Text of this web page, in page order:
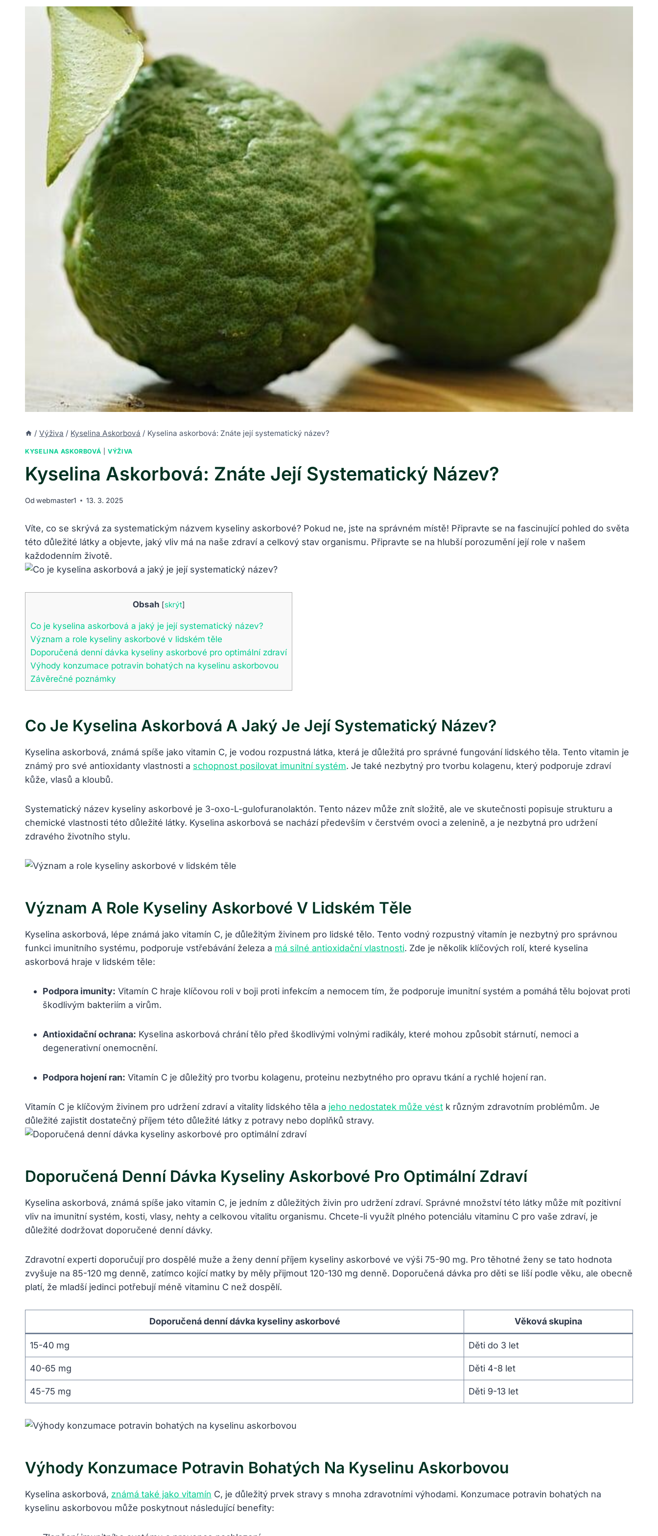
/ Výživa / Kyselina Askorbová / Kyselina askorbová: Znáte její systematický název?
KYSELINA ASKORBOVÁ |VÝŽIVA
Kyselina Askorbová: Znáte Její Systematický Název?
Od webmaster1 13. 3. 2025
Víte, co se skrývá za systematickým názvem kyseliny askorbové? Pokud ne, jste na správném místě! Připravte se na fascinující pohled do světa
této důležité látky a objevte, jaký vliv má na naše zdraví a celkový stav organismu. Připravte se na hlubší porozumění její role v našem
každodenním životě.
Obsah [skrýt]
Co je kyselina askorbová a jaký je její systematický název?
Význam a role kyseliny askorbové v lidském těle
Doporučená denní dávka kyseliny askorbové pro optimální zdraví
Výhody konzumace potravin bohatých na kyselinu askorbovou
Závěrečné poznámky
Co Je Kyselina Askorbová A Jaký Je Její Systematický Název?
Kyselina askorbová, známá spíše jako vitamin C, je vodou rozpustná látka, která je důležitá pro správné fungování lidského těla. Tento vitamin je
známý pro své antioxidanty vlastnosti a schopnost posilovat imunitní systém. Je také nezbytný pro tvorbu kolagenu, který podporuje zdraví
kůže, vlasů a kloubů.
Systematický název kyseliny askorbové je 3-oxo-L-gulofuranolaktón. Tento název může znít složitě, ale ve skutečnosti popisuje strukturu a
chemické vlastnosti této důležité látky. Kyselina askorbová se nachází především v čerstvém ovoci a zelenině, a je nezbytná pro udržení
zdravého životního stylu.
Význam A Role Kyseliny Askorbové V Lidském Těle
Kyselina askorbová, lépe známá jako vitamín C, je důležitým živinem pro lidské tělo. Tento vodný rozpustný vitamín je nezbytný pro správnou
funkci imunitního systému, podporuje vstřebávání železa a má silné antioxidační vlastnosti. Zde je několik klíčových rolí, které kyselina
askorbová hraje v lidském těle:
Podpora imunity: Vitamín C hraje klíčovou roli v boji proti infekcím a nemocem tím, že podporuje imunitní systém a pomáhá tělu bojovat proti
škodlivým bakteriím a virům.
Antioxidační ochrana: Kyselina askorbová chrání tělo před škodlivými volnými radikály, které mohou způsobit stárnutí, nemoci a
degenerativní onemocnění.
Podpora hojení ran: Vitamín C je důležitý pro tvorbu kolagenu, proteinu nezbytného pro opravu tkání a rychlé hojení ran.
Vitamín C je klíčovým živinem pro udržení zdraví a vitality lidského těla a jeho nedostatek může vést k různým zdravotním problémům. Je
důležité zajistit dostatečný příjem této důležité látky z potravy nebo doplňků stravy.
Doporučená Denní Dávka Kyseliny Askorbové Pro Optimální Zdraví
Kyselina askorbová, známá spíše jako vitamin C, je jedním z důležitých živin pro udržení zdraví. Správné množství této látky může mít pozitivní
vliv na imunitní systém, kosti, vlasy, nehty a celkovou vitalitu organismu. Chcete-li využít plného potenciálu vitaminu C pro vaše zdraví, je
důležité dodržovat doporučené denní dávky.
Zdravotní experti doporučují pro dospělé muže a ženy denní příjem kyseliny askorbové ve výši 75-90 mg. Pro těhotné ženy se tato hodnota
zvyšuje na 85-120 mg denně, zatímco kojící matky by měly přijmout 120-130 mg denně. Doporučená dávka pro děti se liší podle věku, ale obecně
platí, že mladší jedinci potřebují méně vitaminu C než dospělí.
Doporučená denní dávka kyseliny askorbové Věková skupina
15-40 mg Děti do 3 let
40-65 mg Děti 4-8 let
45-75 mg Děti 9-13 let
Výhody Konzumace Potravin Bohatých Na Kyselinu Askorbovou
Kyselina askorbová, známá také jako vitamín C, je důležitý prvek stravy s mnoha zdravotními výhodami. Konzumace potravin bohatých na
kyselinu askorbovou může poskytnout následující benefity: